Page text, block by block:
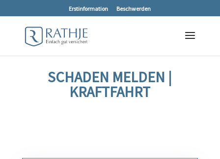
Erstinformation Beschwerden
SCHADEN MELDEN |
KRAFTFAHRT